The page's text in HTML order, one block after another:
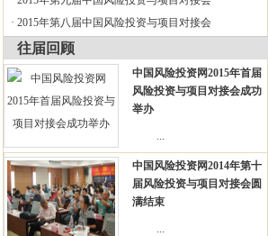
· 2015年第八届中国风险投资与项目对接会
往届回顾
中国风险投资网2015年首届
风险投资与项目对接会成功
举办
...
中国风险投资网2014年第十
届风险投资与项目对接会圆
满结束
...